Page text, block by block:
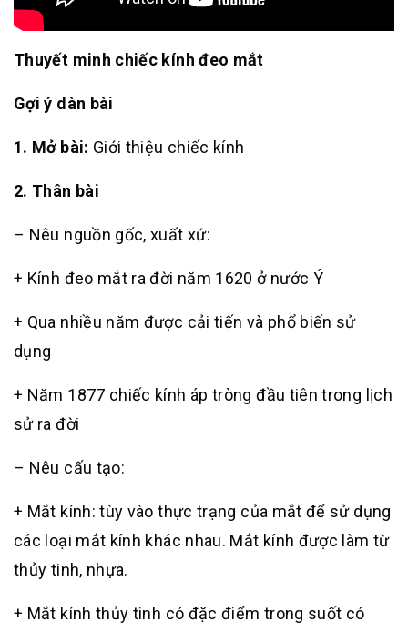
Thuyết minh chiếc kính đeo mắt
Gợi ý dàn bài
1. Mở bài: Giới thiệu chiếc kính
2. Thân bài
– Nêu nguồn gốc, xuất xứ:
+ Kính đeo mắt ra đời năm 1620 ở nước Ý
+ Qua nhiều năm được cải tiến và phổ biến sử
dụng
+ Năm 1877 chiếc kính áp tròng đầu tiên trong lịch
sử ra đời
– Nêu cấu tạo:
+ Mắt kính: tùy vào thực trạng của mắt để sử dụng
các loại mắt kính khác nhau. Mắt kính được làm từ
thủy tinh, nhựa.
+ Mắt kính thủy tinh có đặc điểm trong suốt có